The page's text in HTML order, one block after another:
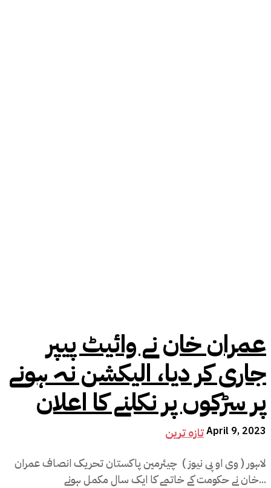
عمران خان نے وائیٹ پیپر
جاری کر دیا، الیکشن نہ ہونے
پر سڑکوں پر نکلنے کا اعلان
تازہ ترینApril 9, 2023
لاہور ( وی او پی نیوز ) چیئرمین پاکستان تحریک انصاف عمران
خان نے حکومت کے خاتمے کا ایک سال مکمل ہونے...